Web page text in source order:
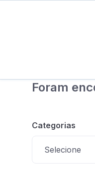
Foram
Categorias
Selecione